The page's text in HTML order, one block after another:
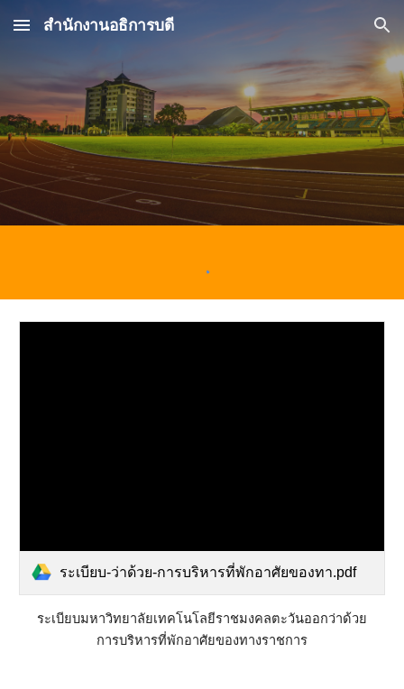
Skip to main content Skip to navigation
สำนักงานอธิการบดี
ระเบียบ-ว่าด้วย-การบริหารที่พักอาศัยของทา.pdf
ระเบียบมหาวิทยาลัยเทคโนโลยีราชมงคลตะวันออกว่าด้วย
การบริหารที่พักอาศัยของทางราชการ